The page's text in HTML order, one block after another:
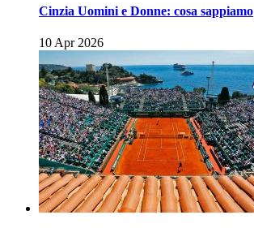
Cinzia Uomini e Donne: cosa sappiamo
10 Apr 2026